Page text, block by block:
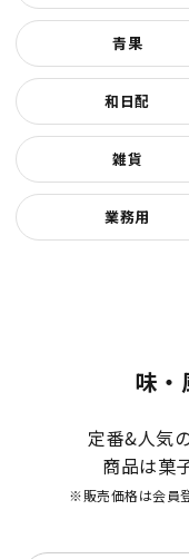
青果
和日配
雑貨
業務用
味・
定番&人気
商品は菓
※販売価格は会員